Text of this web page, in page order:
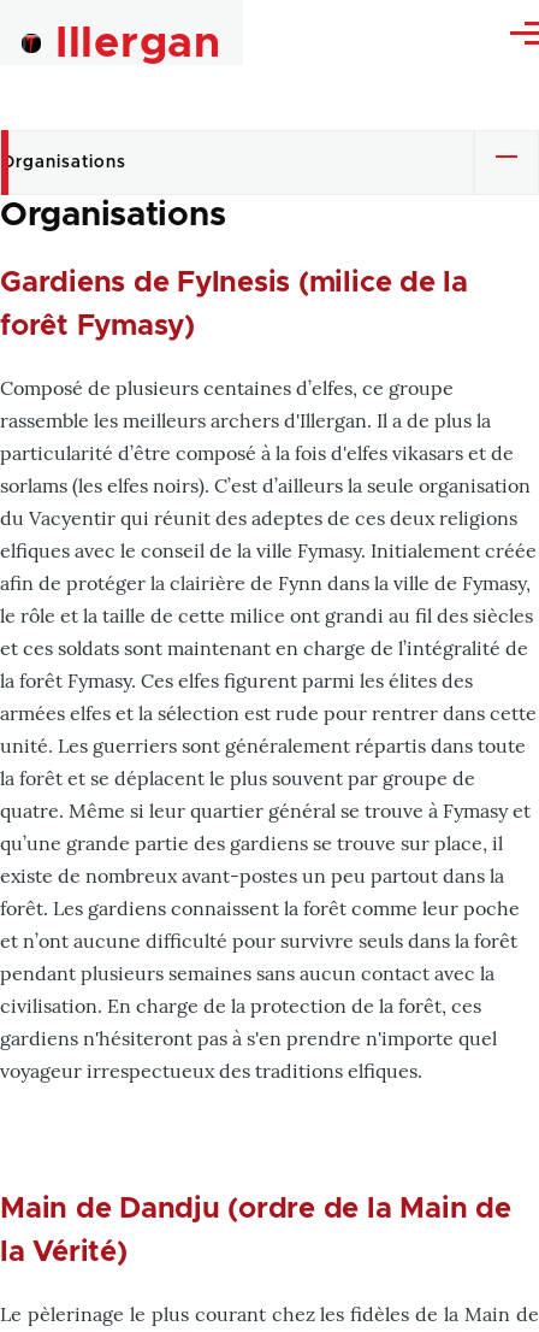
Illergan
Primary
tabs
Organisations
Organisations
Gardiens de Fylnesis (milice de la
forêt Fymasy)
Composé de plusieurs centaines d’elfes, ce groupe
rassemble les meilleurs archers d'Illergan. Il a de plus la
particularité d’être composé à la fois d'elfes vikasars et de
sorlams (les elfes noirs). C’est d’ailleurs la seule organisation
du Vacyentir qui réunit des adeptes de ces deux religions
elfiques avec le conseil de la ville Fymasy. Initialement créée
afin de protéger la clairière de Fynn dans la ville de Fymasy,
le rôle et la taille de cette milice ont grandi au fil des siècles
et ces soldats sont maintenant en charge de l’intégralité de
la forêt Fymasy. Ces elfes figurent parmi les élites des
armées elfes et la sélection est rude pour rentrer dans cette
unité. Les guerriers sont généralement répartis dans toute
la forêt et se déplacent le plus souvent par groupe de
quatre. Même si leur quartier général se trouve à Fymasy et
qu’une grande partie des gardiens se trouve sur place, il
existe de nombreux avant-postes un peu partout dans la
forêt. Les gardiens connaissent la forêt comme leur poche
et n’ont aucune difficulté pour survivre seuls dans la forêt
pendant plusieurs semaines sans aucun contact avec la
civilisation. En charge de la protection de la forêt, ces
gardiens n'hésiteront pas à s'en prendre n'importe quel
voyageur irrespectueux des traditions elfiques.
Main de Dandju (ordre de la Main de
la Vérité)
Le pèlerinage le plus courant chez les fidèles de la Main de